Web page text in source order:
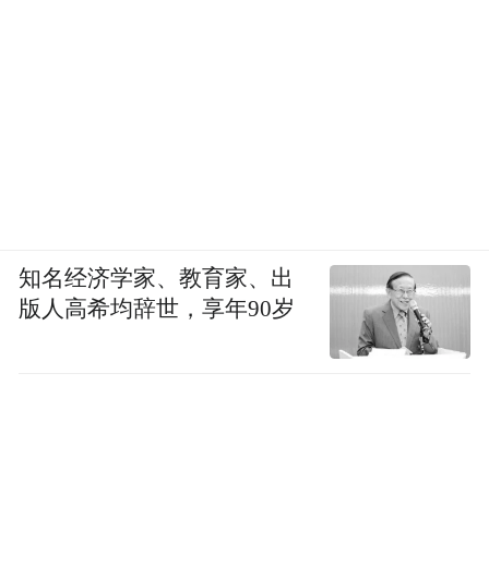
知名经济学家、教育家、出
版人高希均辞世，享年90岁